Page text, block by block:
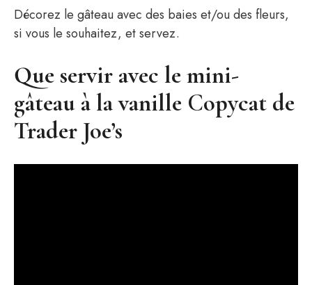
Décorez le gâteau avec des baies et/ou des fleurs,
si vous le souhaitez, et servez.
Que servir avec le mini-
gâteau à la vanille Copycat de
Trader Joe’s